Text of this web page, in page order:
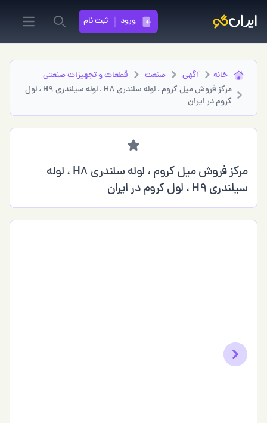
ورود
ثبت نام
menu
خانه آگهی صنعت
قطعات و تجهیزات صنعتی
مرکز فروش میل کروم ، لوله سلندری H8 ، لوله سیلندری H9 ، لول
کروم در ایران
مرکز فروش میل کروم ، لوله سلندری H8 ، لوله
سیلندری H9 ، لول کروم در ایران
Previous
Next